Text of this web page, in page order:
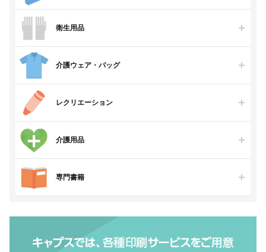
衛生用品
介護ウェア・バッグ
レクリエーション
介護用品
専門書籍